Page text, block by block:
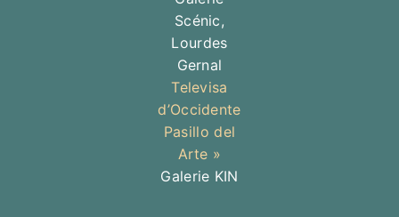
Scénic,
Lourdes
Gernal
Televisa
d’Occidente
Pasillo del
Arte »
Galerie KIN